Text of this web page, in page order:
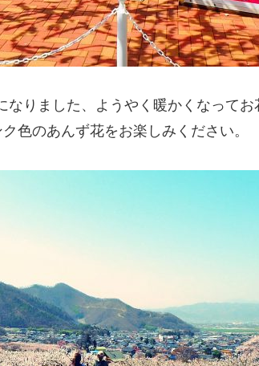
なりました、ようやく暖かくなってお
色のあんず花をお楽しみください。